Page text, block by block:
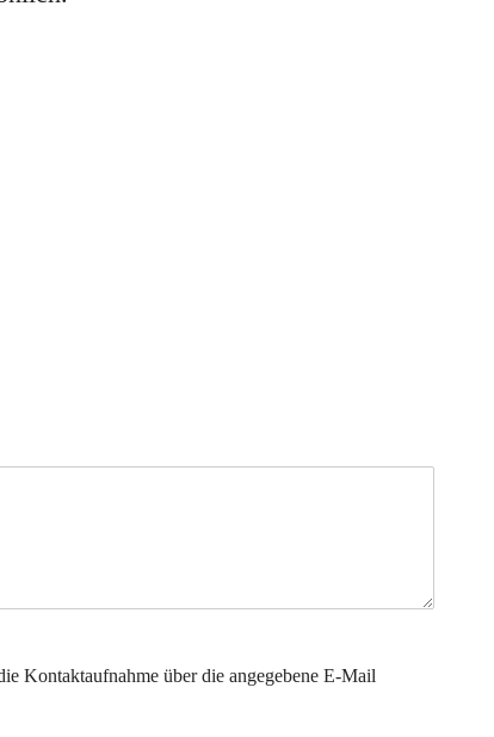
Kontaktaufnahme über die angegebene E-Mail